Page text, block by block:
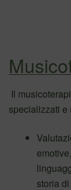
Il
specializzati
storia